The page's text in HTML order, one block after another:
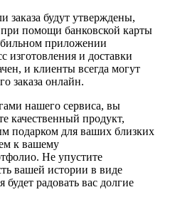
заказа будут утверждены,
помощи банковской карты
приложении
изготовления и доставки
и клиенты всегда могут
заказа онлайн.
нашего сервиса, вы
качественный продукт,
подарком для ваших близких
к вашему
Не упустите
вашей истории в виде
радовать вас долгие